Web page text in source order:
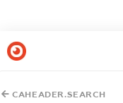
CAHEADER.SEARCH